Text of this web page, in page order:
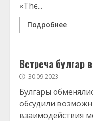
«The...
Подробнее
Встреча булгар
30.09.2023
Булгары
обсудили
взаимодействия